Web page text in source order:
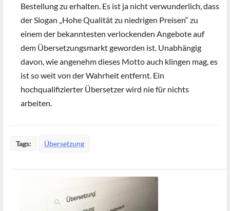
Bestellung zu erhalten. Es ist ja nicht verwunderlich, dass
der Slogan „Hohe Qualität zu niedrigen Preisen“ zu
einem der bekanntesten verlockenden Angebote auf
dem Übersetzungsmarkt geworden ist. Unabhängig
davon, wie angenehm dieses Motto auch klingen mag, es
ist so weit von der Wahrheit entfernt. Ein
hochqualifizierter Übersetzer wird nie für nichts
arbeiten.
Tags: Übersetzung